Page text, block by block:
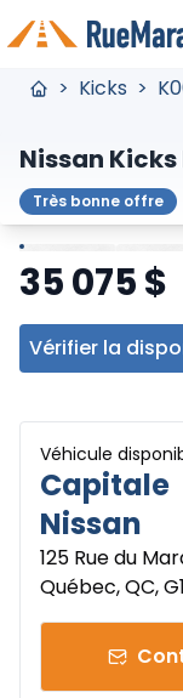
> Kicks >
Nissan
Très bonne offre
ArrêterPrécédent
35 075$
Vérifier la
Véhicule
Capitale
Nissan
125 Rue du
Québec, QC,